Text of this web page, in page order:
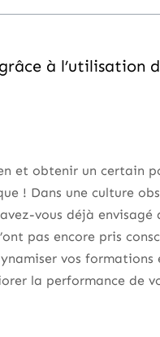
à l’utilisation
et obtenir un certain
! Dans une culture
vous déjà envisagé
pas encore pris
vos formations
la performance de